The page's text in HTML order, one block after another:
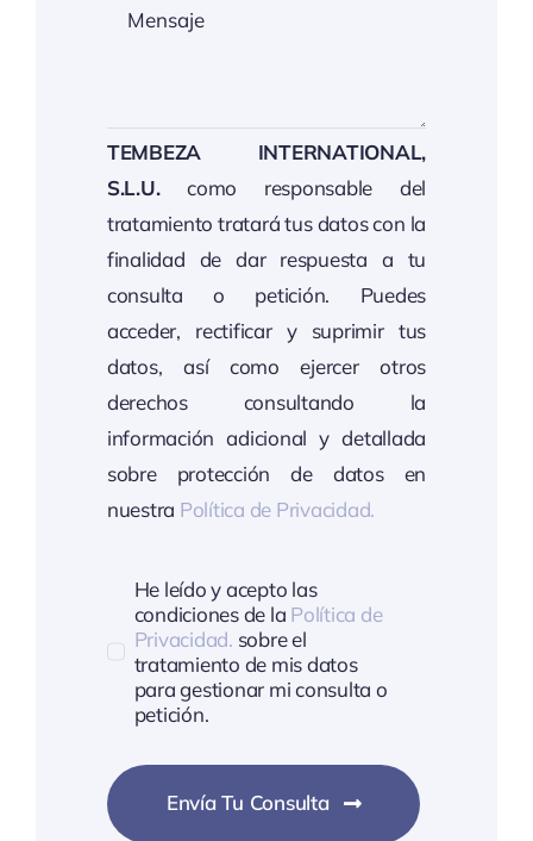
TEMBEZA INTERNATIONAL,
S.L.U.como responsable del
tratamiento tratará tus datos con la
finalidad de dar respuesta a tu
consulta o petición. Puedes
acceder, rectificar y suprimir tus
datos, así como ejercer otros
derechos consultando la
información adicional y detallada
sobre protección de datos en
nuestra Política de Privacidad.
He leído y acepto las
condiciones de la Política de
Privacidad. sobre el
tratamiento de mis datos
para gestionar mi consulta o
petición.
Envía Tu Consulta